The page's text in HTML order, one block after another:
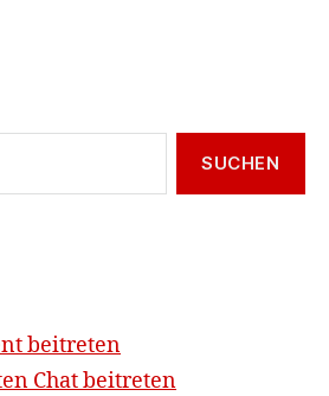
beitreten
Chat beitreten